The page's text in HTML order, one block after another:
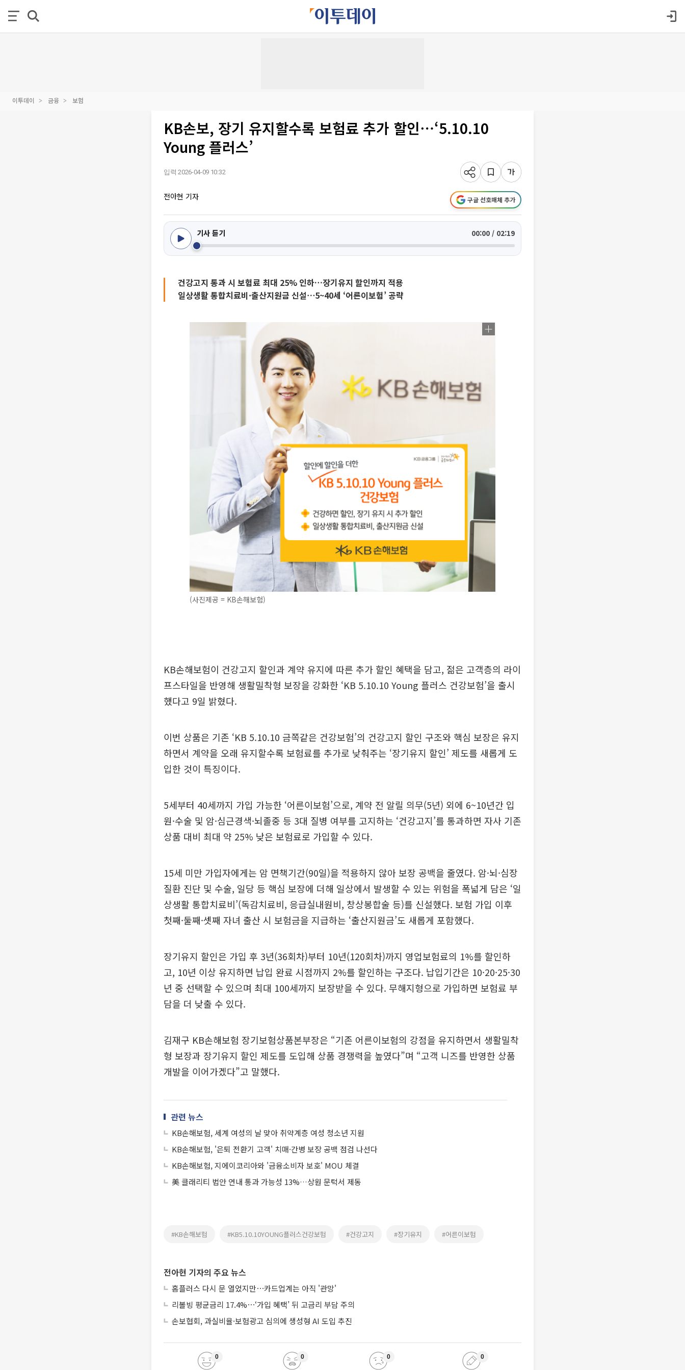
이투데이 금융 보험
KB손보, 장기 유지할수록 보험료 추가 할인⋯‘5.10.10
Young 플러스’
입력 2026-04-09 10:32
전아현 기자 구글 선호매체 추가
기사 듣기 00:00 / 02:19
건강고지 통과 시 보험료 최대 25% 인하…장기유지 할인까지 적용
일상생활 통합치료비·출산지원금 신설⋯5~40세 ‘어른이보험’ 공략
(사진제공 = KB손해보험)
KB손해보험이 건강고지 할인과 계약 유지에 따른 추가 할인 혜택을 담고, 젊은 고객층의 라이
프스타일을 반영해 생활밀착형 보장을 강화한 ‘KB 5.10.10 Young 플러스 건강보험’을 출시
했다고 9일 밝혔다.
이번 상품은 기존 ‘KB 5.10.10 금쪽같은 건강보험’의 건강고지 할인 구조와 핵심 보장은 유지
하면서 계약을 오래 유지할수록 보험료를 추가로 낮춰주는 ‘장기유지 할인’ 제도를 새롭게 도
입한 것이 특징이다.
5세부터 40세까지 가입 가능한 ‘어른이보험’으로, 계약 전 알릴 의무(5년) 외에 6~10년간 입
원·수술 및 암·심근경색·뇌졸중 등 3대 질병 여부를 고지하는 ‘건강고지’를 통과하면 자사 기존
상품 대비 최대 약 25% 낮은 보험료로 가입할 수 있다.
15세 미만 가입자에게는 암 면책기간(90일)을 적용하지 않아 보장 공백을 줄였다. 암·뇌·심장
질환 진단 및 수술, 일당 등 핵심 보장에 더해 일상에서 발생할 수 있는 위험을 폭넓게 담은 ‘일
상생활 통합치료비’(독감치료비, 응급실내원비, 창상봉합술 등)를 신설했다. 보험 가입 이후
첫째·둘째·셋째 자녀 출산 시 보험금을 지급하는 ‘출산지원금’도 새롭게 포함했다.
장기유지 할인은 가입 후 3년(36회차)부터 10년(120회차)까지 영업보험료의 1%를 할인하
고, 10년 이상 유지하면 납입 완료 시점까지 2%를 할인하는 구조다. 납입기간은 10·20·25·30
년 중 선택할 수 있으며 최대 100세까지 보장받을 수 있다. 무해지형으로 가입하면 보험료 부
담을 더 낮출 수 있다.
김재구 KB손해보험 장기보험상품본부장은 “기존 어른이보험의 강점을 유지하면서 생활밀착
형 보장과 장기유지 할인 제도를 도입해 상품 경쟁력을 높였다”며 “고객 니즈를 반영한 상품
개발을 이어가겠다”고 말했다.
관련 뉴스
KB손해보험, 세계 여성의 날 맞아 취약계층 여성 청소년 지원
KB손해보험, '은퇴 전환기 고객' 치매·간병 보장 공백 점검 나선다
KB손해보험, 지에이코리아와 '금융소비자 보호' MOU 체결
美 클래리티 법안 연내 통과 가능성 13%…상원 문턱서 제동
#KB손해보험 #KB5.10.10YOUNG플러스건강보험 #건강고지 #장기유지 #어른이보험
전아현 기자의 주요 뉴스
홈플러스 다시 문 열었지만⋯카드업계는 아직 '관망'
리볼빙 평균금리 17.4%⋯‘가입 혜택’ 뒤 고금리 부담 주의
손보협회, 과실비율·보험광고 심의에 생성형 AI 도입 추진
0 0 0 0